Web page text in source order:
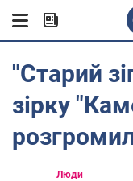
"Старий
зірку
Люди